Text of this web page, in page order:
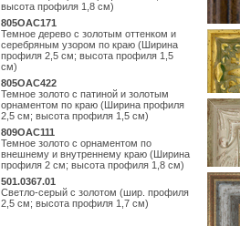
высота профиля 1,8 см)
805OAC171
Темное дерево с золотым оттенком и
серебряным узором по краю (Ширина
профиля 2,5 см; высота профиля 1,5
см)
805OAC422
Темное золото с патиной и золотым
орнаментом по краю (Ширина профиля
2,5 см; высота профиля 1,5 см)
809OAC111
Темное золото с орнаментом по
внешнему и внутреннему краю (Ширина
профиля 2 см; высота профиля 1,8 см)
501.0367.01
Светло-серый с золотом (шир. профиля
2,5 см; высота профиля 1,7 см)